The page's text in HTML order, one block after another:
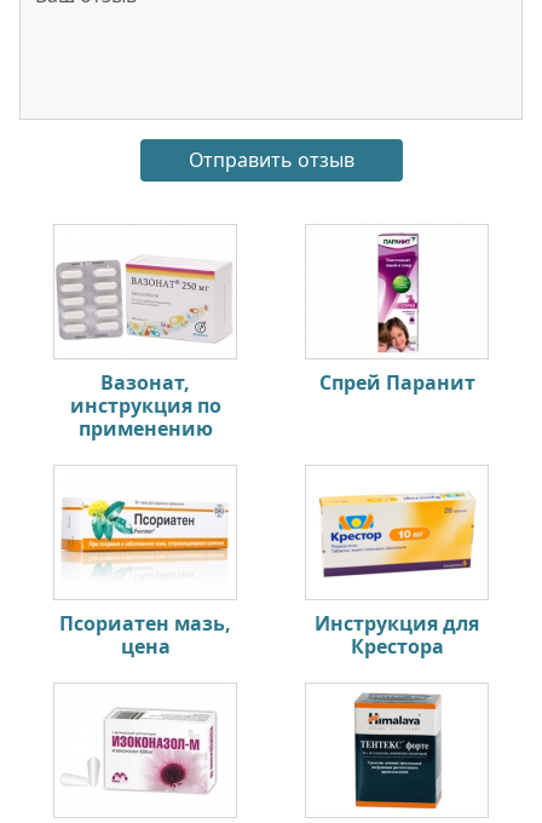
Вазонат,
инструкция по
применению
Спрей Паранит
Псориатен мазь,
цена
Инструкция для
Крестора